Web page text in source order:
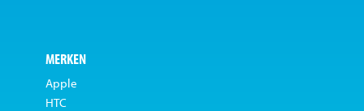
MERKEN
Apple
HTC